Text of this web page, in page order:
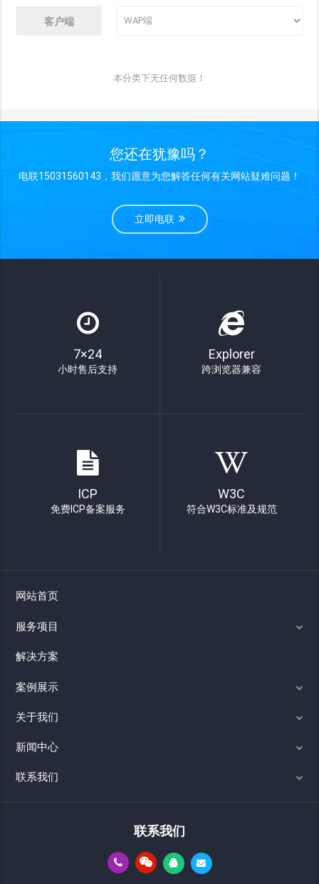
客户端
本分类下无任何数据！
您还在犹豫吗？
电联15031560143，我们愿意为您解答任何有关网站疑难问题！
立即电联
7×24
小时售后支持
Explorer
跨浏览器兼容
ICP
免费ICP备案服务
W3C
符合W3C标准及规范
网站首页
服务项目
解决方案
案例展示
关于我们
新闻中心
联系我们
联系我们